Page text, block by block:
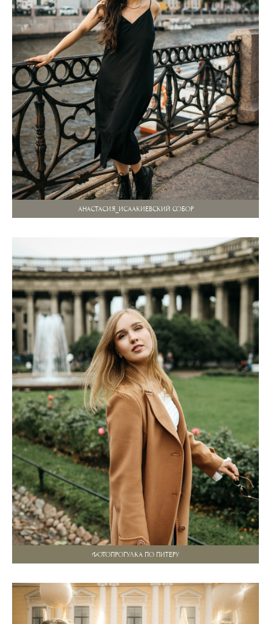
АНАСТАСИЯ_ИСААКИЕВСКИЙ СОБОР
ФОТОПРОГУЛКА ПО ПИТЕРУ